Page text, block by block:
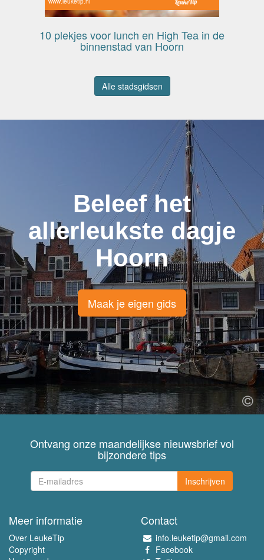
10 plekjes voor lunch en High Tea in de
binnenstad van Hoorn
Alle stadsgidsen
Beleef het
allerleukste dagje
Hoorn
Maak je eigen gids
Ontvang onze maandelijkse nieuwsbrief vol
bijzondere tips
Inschrijven
Meer informatie
Over LeukeTip
Copyright
Contact
info.leuketip@gmail.com
Facebook